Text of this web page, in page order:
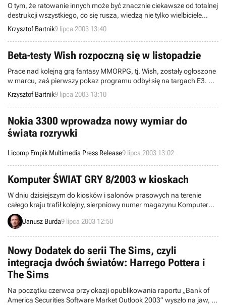
O tym, że ratowanie innych może być znacznie ciekawsze od totalnej
destrukcji wszystkiego, co się rusza, wiedzą nie tylko wielbiciele
cyklu Emergency. Otóż w siedzibie studia Interactive Vision trwają
właśnie prace nad nową, trójwymiarową grą akcji o nazwie
Firefighter 259, w której gracze wcielą się w rolę profesjonalnego
strażaka i dostaną do wykonania szereg różnorodnych misji, w pełni
oddających ciężki żywot osób trudzących się tym zajęciem.
Krzysztof Bartnik9 lipca 2003 13:40
Beta-testy Wish rozpoczną się w listopadzie
Prace nad kolejną grą fantasy MMORPG, tj. Wish, zostały ogłoszone
w marcu, zaś pierwszy pokaz programu odbył się na targach E3. Od
tamtego czasu zespół Mutable Realms ciężko pracował nad
dopracowaniem swojego dzieła, czego dowodem mogą być
zamknięte beta-testy pełnej wersji, które zostały niedawno
zaplanowane na listopad bieżącego roku.
Krzysztof Bartnik9 lipca 2003 13:10
Nokia 3300 wprowadza nowy wymiar do
świata rozrywki
Licomp Empik Multimedia Press Release9 lipca 2003 13:02
Komputer ŚWIAT GRY 8/2003 w kioskach
W dniu dzisiejszym do kiosków i salonów prasowych na terenie
całego kraju trafił kolejny, sierpniowy numer magazynu Komputer
ŚWIAT GRY. Tym razem do czasopisma dołączone zostały dwie płyty
CD: pełna wersja symulatora śmigłowca ratunkowego - Search and
znajdziecie jak zwykle wiele interesujących tekstów na temat gier i
tematów pokrewnych.
Janusz Burda9 lipca 2003 12:50
Nowy Dodatek do serii The Sims, czyli
integracja dwóch światów: Harrego Pottera i
The Sims
Na początku czerwca przy okazji opublikowania raportu „Bank of
America Securities Software Market Outlook 2003” wyszło na jaw, iż